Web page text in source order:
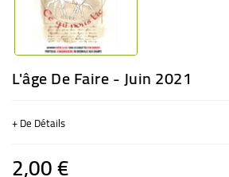
L'âge De Faire - Juin 2021
+ De Détails
2,00 €